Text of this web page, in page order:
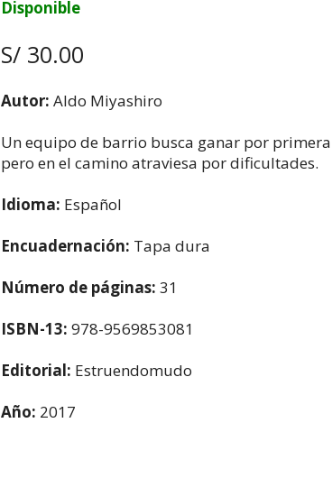
Disponible
S/ 30.00
Autor: Aldo Miyashiro
Un equipo de barrio busca ganar por
pero en el camino atraviesa por dificultades.
Idioma: Español
Encuadernación: Tapa dura
Número de páginas: 31
ISBN-13: 978-9569853081
Editorial: Estruendomudo
Año: 2017